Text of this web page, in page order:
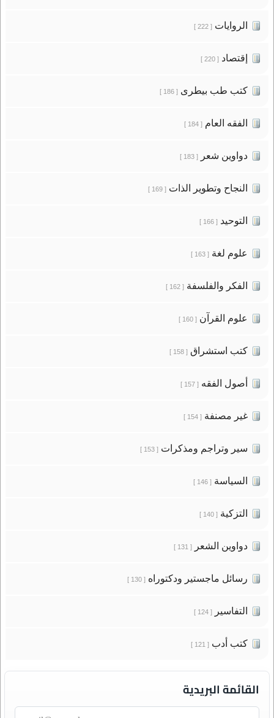
الروايات[ 222 ]
إقتصاد[ 220 ]
كتب طب بيطرى[ 186 ]
الفقه العام[ 184 ]
دواوين شعر[ 183 ]
النجاح وتطوير الذات[ 169 ]
التوحيد[ 166 ]
علوم لغة[ 163 ]
الفكر والفلسفة[ 162 ]
علوم القرآن[ 160 ]
كتب استشراق[ 158 ]
أصول الفقه[ 157 ]
غير مصنفة[ 154 ]
سير وتراجم ومذكرات[ 153 ]
السياسة[ 146 ]
التزكية[ 140 ]
دواوين الشعر[ 131 ]
رسائل ماجستير ودكتوراه[ 130 ]
التفاسير[ 124 ]
كتب أدب[ 121 ]
القائمة البريدية